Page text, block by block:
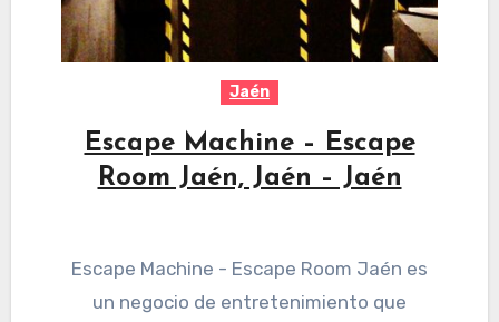
Jaén
Escape Machine – Escape
Room Jaén, Jaén – Jaén
Escape Machine - Escape Room Jaén es
un negocio de entretenimiento que